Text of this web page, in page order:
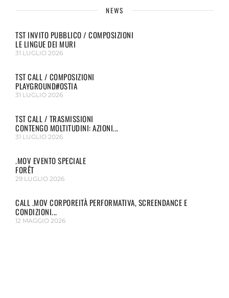
NEWS
TST INVITO PUBBLICO / COMPOSIZIONI
LE LINGUE DEI MURI
31 LUGLIO 2026
TST CALL / COMPOSIZIONI
PLAYGROUND#OSTIA
31 LUGLIO 2026
TST CALL / TRASMISSIONI
CONTENGO MOLTITUDINI: AZIONI...
31 LUGLIO 2026
.MOV EVENTO SPECIALE
FORÊT
29 LUGLIO 2026
CALL .MOV CORPOREITÀ PERFORMATIVA, SCREENDANCE E
CONDIZIONI...
12 MAGGIO 2026